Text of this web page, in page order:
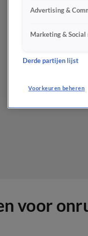
voor
Advertising &
Marketing & Social
Derde partijen lijst
Voorkeuren beheren